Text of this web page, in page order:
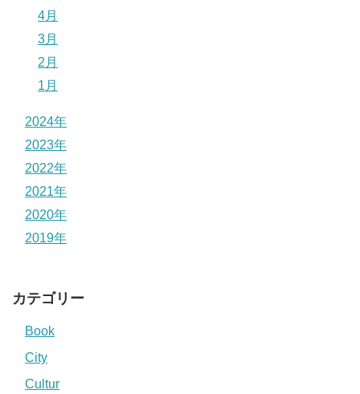
4月
3月
2月
1月
2024年
2023年
2022年
2021年
2020年
2019年
カテゴリー
Book
City
Cultur